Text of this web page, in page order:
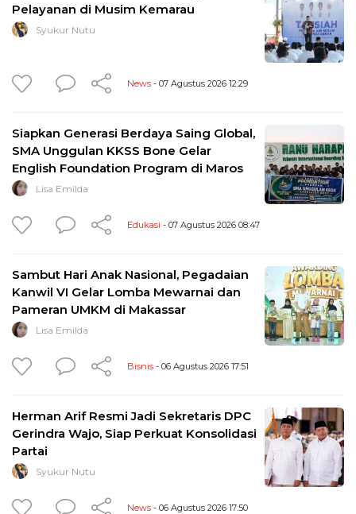
Pelayanan di Musim Kemarau
Syukur Nutu
News - 07 Agustus 2026 12:29
Siapkan Generasi Berdaya Saing Global,
SMA Unggulan KKSS Bone Gelar
English Foundation Program di Maros
Lisa Emilda
Edukasi - 07 Agustus 2026 08:47
Sambut Hari Anak Nasional, Pegadaian
Kanwil VI Gelar Lomba Mewarnai dan
Pameran UMKM di Makassar
Lisa Emilda
Bisnis - 06 Agustus 2026 17:51
Herman Arif Resmi Jadi Sekretaris DPC
Gerindra Wajo, Siap Perkuat Konsolidasi
Partai
Syukur Nutu
News - 06 Agustus 2026 17:50